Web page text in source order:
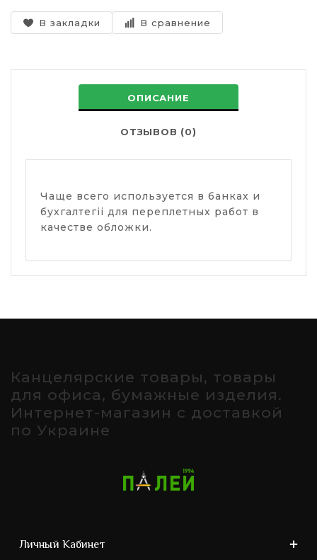
В закладки В сравнение
ОПИСАНИЕ
ОТЗЫВОВ (0)
Чаще всего используется в банках и
бухгалтегіі для переплетных работ в
качестве обложки.
Канцелярские товары, товары
для офиса, бумажные изделия.
Интернет-магазин с доставкой
по Украине
Личный Кабинет